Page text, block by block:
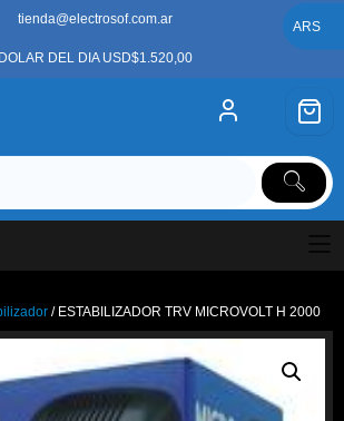
tienda@electrosof.com.ar
DOLAR DEL DIA USD$1.520,00
/ ESTABILIZADOR TRV MICROVOLT H 2000
ARS